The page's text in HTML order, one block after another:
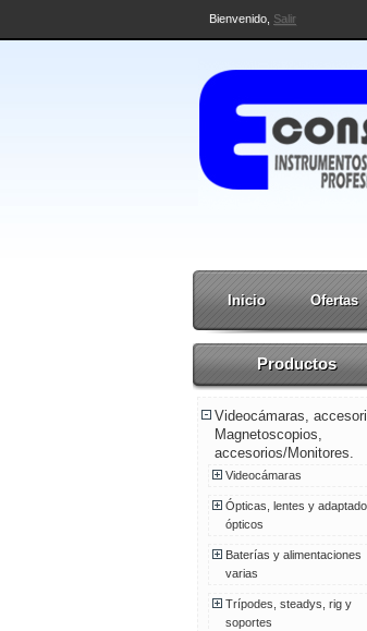
Bienvenido, Salir
Inicio Ofertas
Productos
Videocámaras,
Magnetoscopios,
accesorios/Monitores.
Videocámaras
Ópticas, lentes y
ópticos
Baterías y alimentaciones
varias
Trípodes, steadys, rig y
soportes